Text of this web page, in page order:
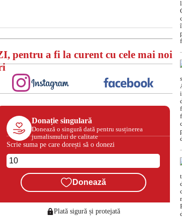
pentru a fi la curent cu cele mai noi
Donație singulară
Donează o singură dată pentru susținerea
jurnalismului de calitate
Scrie suma pe care dorești să o donezi
Donează
Plată sigură și protejată